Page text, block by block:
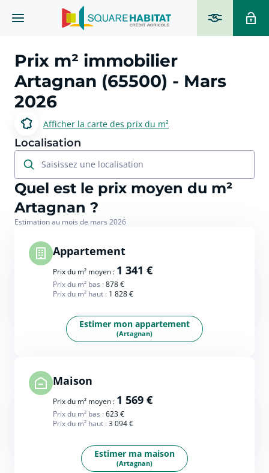
Prix m² immobilier
Artagnan (65500) - Mars
2026
Afficher la carte des prix du m²
Localisation
Saisissez une localisation
Quel est le prix moyen du m²
Artagnan ?
Estimation au mois de mars 2026
Appartement
Prix du m² moyen : 1 341 €
Prix du m² bas :878 €
Prix du m² haut : 1 828 €
Estimer mon appartement
(Artagnan)
Maison
Prix du m² moyen : 1 569 €
Prix du m² bas :623 €
Prix du m² haut :3 094 €
Estimer ma maison
(Artagnan)